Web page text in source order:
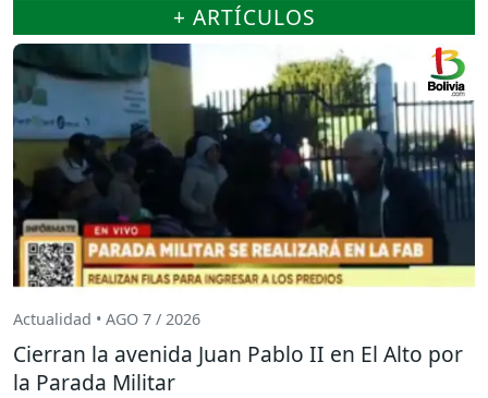
+ ARTÍCULOS
Actualidad • AGO 7 / 2026
Cierran la avenida Juan Pablo II en El Alto por
la Parada Militar